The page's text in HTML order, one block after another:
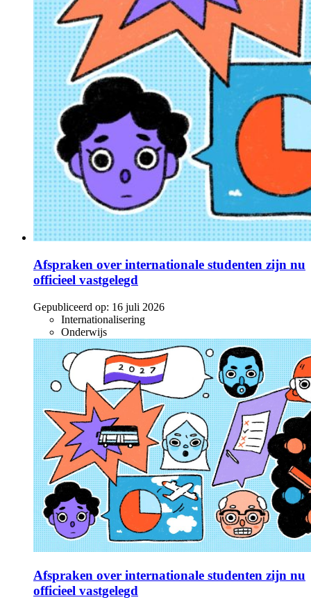
Afspraken over internationale studenten zijn nu
officieel vastgelegd
Gepubliceerd op: 16 juli 2026
Internationalisering
Onderwijs
Afspraken over internationale studenten zijn nu
officieel vastgelegd